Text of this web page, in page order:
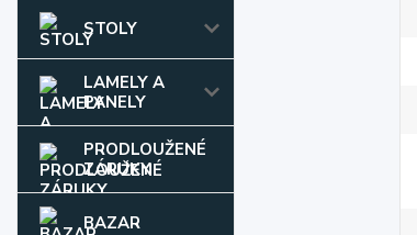
STOLY
LAMELY A
PANELY
PRODLOUŽENÉ
ZÁRUKY
BAZAR